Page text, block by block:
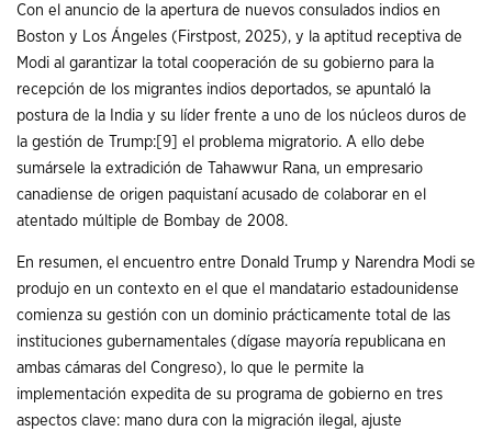
Con el anuncio de la apertura de nuevos consulados indios en
Boston y Los Ángeles (Firstpost, 2025), y la aptitud receptiva de
Modi al garantizar la total cooperación de su gobierno para la
recepción de los migrantes indios deportados, se apuntaló la
postura de la India y su líder frente a uno de los núcleos duros de
la gestión de Trump: [9]
el problema migratorio. A ello debe
sumársele la extradición de Tahawwur Rana, un empresario
canadiense de origen paquistaní acusado de colaborar en el
atentado múltiple de Bombay de 2008.
En resumen, el encuentro entre Donald Trump y Narendra Modi se
produjo en un contexto en el que el mandatario estadounidense
comienza su gestión con un dominio prácticamente total de las
instituciones gubernamentales (dígase mayoría republicana en
ambas cámaras del Congreso), lo que le permite la
implementación expedita de su programa de gobierno en tres
aspectos clave: mano dura con la migración ilegal, ajuste